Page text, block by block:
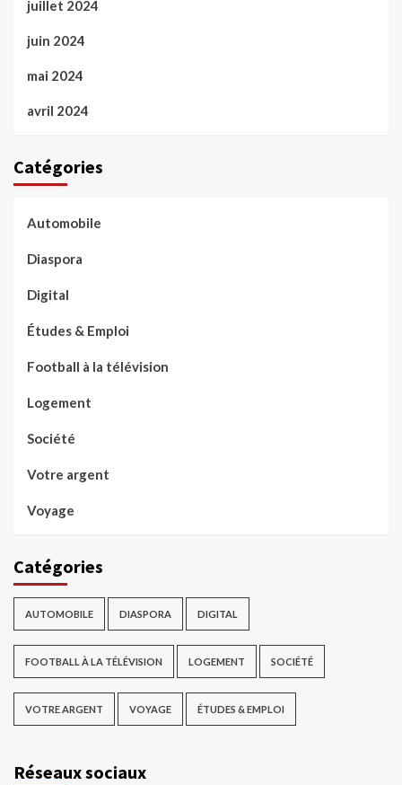
juillet 2024
juin 2024
mai 2024
avril 2024
Catégories
Automobile
Diaspora
Digital
Études & Emploi
Football à la télévision
Logement
Société
Votre argent
Voyage
Catégories
AUTOMOBILE DIASPORA DIGITAL
FOOTBALL À LA TÉLÉVISION LOGEMENT SOCIÉTÉ
VOTRE ARGENT VOYAGE ÉTUDES & EMPLOI
Réseaux sociaux